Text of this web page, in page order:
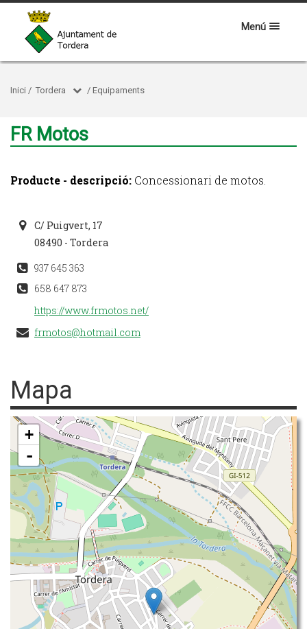
Menú
Inici / Tordera / Equipaments
FR Motos
Producte - descripció: Concessionari de motos.
C/ Puigvert, 17
08490 - Tordera
937 645 363
658 647 873
https://www.frmotos.net/
frmotos@hotmail.com
Mapa
+
-